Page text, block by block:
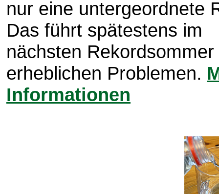
nur eine untergeordnete
Das führt spätestens im
nächsten Rekordsommer
erheblichen Problemen.
Informationen